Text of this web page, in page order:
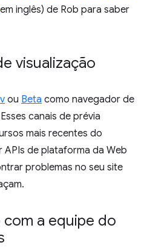
inglês) de Rob para saber
visualização
ou Beta como navegador de
canais de prévia
mais recentes do
APIs de plataforma da Web
problemas no seu site
a equipe do